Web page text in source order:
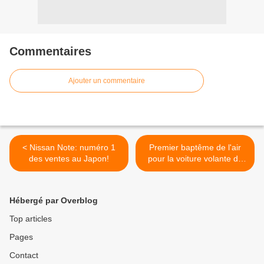
Commentaires
Ajouter un commentaire
< Nissan Note: numéro 1
des ventes au Japon!
Premier baptême de l'air
pour la voiture volante de
Boeing! >
Hébergé par Overblog
Top articles
Pages
Contact